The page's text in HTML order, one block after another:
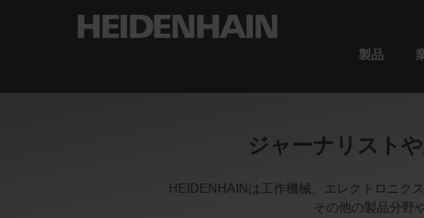
製品
ジャーナリスト
HEIDENHAINは工作機械、エレクトロニク
その他の製品分野